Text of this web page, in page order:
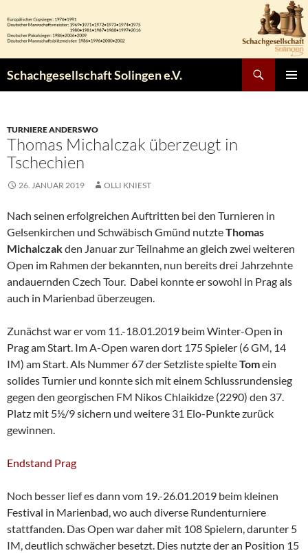
Inhalt
springen
Schachgesellschaft Solingen e.V.
TURNIERE ANDERSWO
Thomas Michalczak überzeugt in
Tschechien
26. JANUAR 2019 OLLI KNIEST
Nach seinen erfolgreichen Auftritten bei den Turnieren in
Gelsenkirchen und Schwäbisch Gmünd nutzteThomas
Michalczakden Januar zur Teilnahme an gleich zwei weiteren
Open im Rahmen der bekannten, nun bereits drei Jahrzehnte
andauernden Czech Tour. Dabei konnte er sowohl in Prag als
auch in Marienbad überzeugen.
Zunächst war er vom 11.-18.01.2019 beim Winter-Open in
Prag am Start. Im A-Open waren dort 175 Spieler (6 GM, 14
IM) am Start. Als Nummer 67 der Setzliste spielteTomein
solides Turnier und konnte sich mit einem Schlussrundensieg
gegen den georgischen FM Nikos Chlaikidze (2290) den 37.
Platz mit 5½/9 sichern und weitere 31 Elo-Punkte zurück
gewinnen.
Endstand Prag
Noch besser lief es dann vom 19.-26.01.2019 beim kleinen
Festival in Marienbad, wo auch diverse Rundenturniere
stattfanden. Das Open war daher mit 108 Spielern, darunter 5
IM, deutlich schwächer besetzt. Dies nutzte der an Position 15